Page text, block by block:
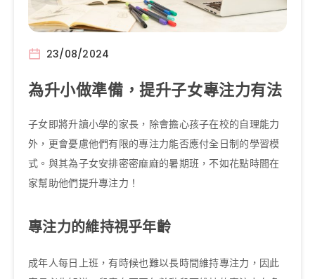
23/08/2024
為升小做準備，提升子女專注力有法
子女即將升讀小學的家長，除會擔心孩子在校的自理能力
外，更會憂慮他們有限的專注力能否應付全日制的學習模
式。與其為子女安排密密麻麻的暑期班，不如花點時間在
家幫助他們提升專注力！
專注力的維持視乎年齡
成年人每日上班，有時候也難以長時間維持專注力，因此